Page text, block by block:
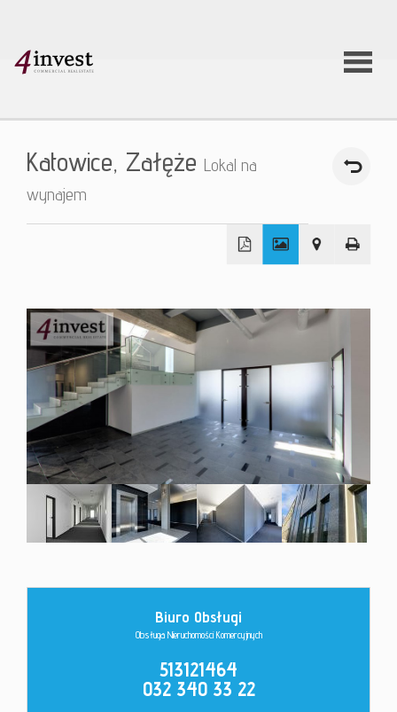
O firmie
Oferty
Kontakt
Katowice, Załęże Lokal na
wynajem
−
Leaflet
Biuro Obsługi
Obsługa Nieruchomości Komercyjnych
513121464
032 340 33 22